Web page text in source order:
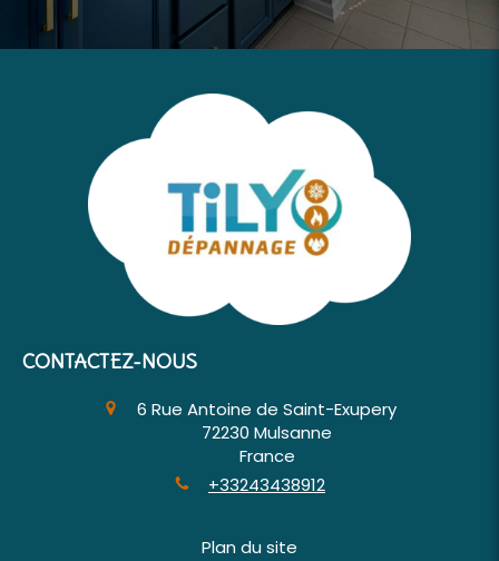
CONTACTEZ-NOUS
6 Rue Antoine de Saint-Exupery
72230 Mulsanne
France
+33243438912
Plan du site